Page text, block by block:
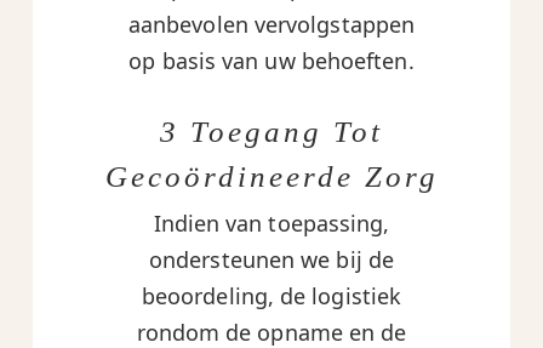
aanbevolen vervolgstappen
op basis van uw behoeften.
3 Toegang Tot
Gecoördineerde Zorg
Indien van toepassing,
ondersteunen we bij de
beoordeling, de logistiek
rondom de opname en de